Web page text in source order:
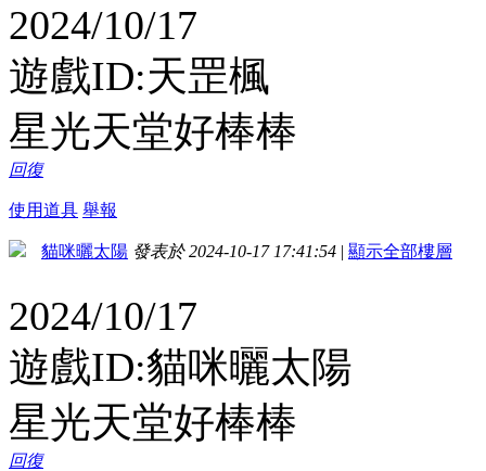
2024/10/17
遊戲ID:天罡楓
星光天堂好棒棒
回復
使用道具 舉報
貓咪曬太陽 發表於 2024-10-17 17:41:54 | 顯示全部樓層
2024/10/17
遊戲ID:貓咪曬太陽
星光天堂好棒棒
回復